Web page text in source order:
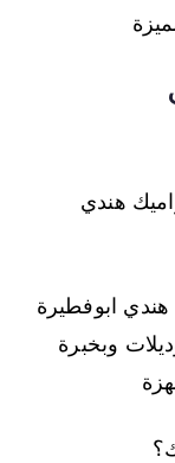
هندي
ابوفطيرة
وبخبرة